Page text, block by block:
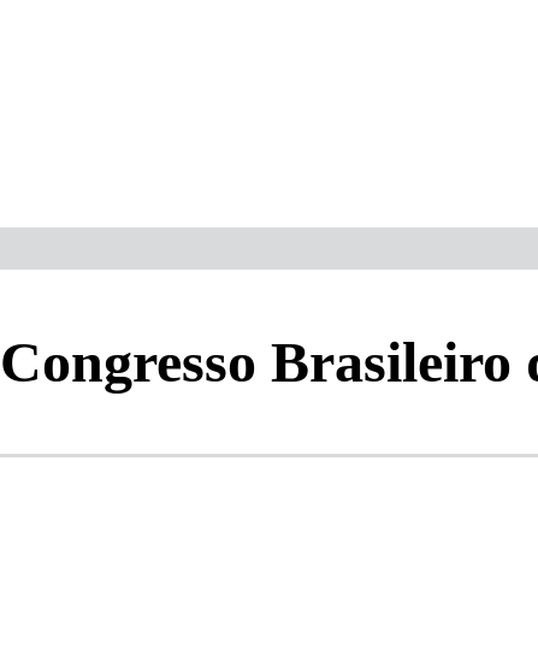
Brasileiro